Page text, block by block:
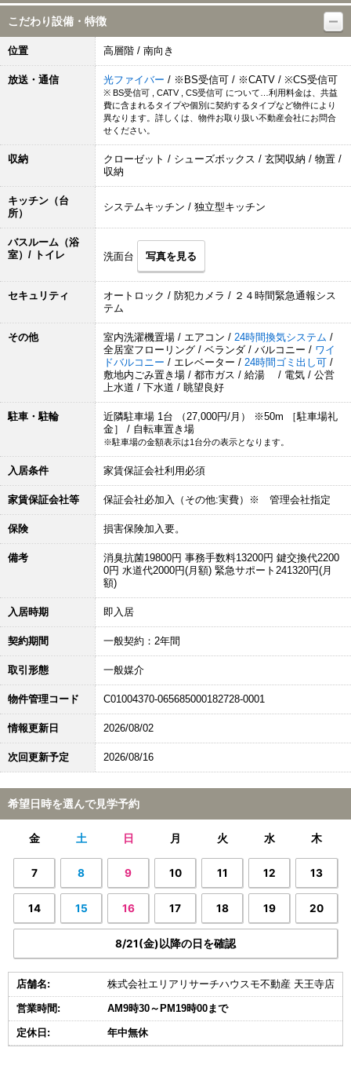
こだわり設備・特徴
位置 高層階 / 南向き
放送・通信 光ファイバー / ※BS受信可 / ※CATV / ※CS受信可
※ BS受信可 , CATV , CS受信可 について…利用料金は、共益
費に含まれるタイプや個別に契約するタイプなど物件により
異なります。詳しくは、物件お取り扱い不動産会社にお問合
せください。
収納
クローゼット / シューズボックス / 玄関収納 / 物置 /
収納
キッチン（台
所）
システムキッチン / 独立型キッチン
バスルーム（浴
室）/ トイレ
洗面台 写真を見る
セキュリティ
オートロック / 防犯カメラ / ２４時間緊急通報シス
テム
その他 室内洗濯機置場 / エアコン / 24時間換気システム /
全居室フローリング / ベランダ / バルコニー / ワイ
ドバルコニー / エレベーター / 24時間ゴミ出し可 /
敷地内ごみ置き場 / 都市ガス / 給湯 / 電気 / 公営
上水道 / 下水道 / 眺望良好
駐車・駐輪
近隣駐車場 1台 （27,000円/月） ※50m ［駐車場礼
金］ / 自転車置き場
※駐車場の金額表示は1台分の表示となります。
入居条件 家賃保証会社利用必須
家賃保証会社等 保証会社必加入（その他:実費）※ 管理会社指定
保険 損害保険加入要。
備考
消臭抗菌19800円 事務手数料13200円 鍵交換代2200
0円 水道代2000円(月額) 緊急サポート241320円(月
額)
入居時期 即入居
契約期間 一般契約：2年間
取引形態 一般媒介
物件管理コード C01004370-065685000182728-0001
情報更新日 2026/08/02
次回更新予定 2026/08/16
希望日時を選んで見学予約
金 土 日 月 火 水 木
7 8 9 10 11 12 13
14 15 16 17 18 19 20
8/21(金)以降の日を確認
店舗名: 株式会社エリアリサーチハウスモ不動産 天王寺店
営業時間: AM9時30～PM19時00まで
定休日: 年中無休